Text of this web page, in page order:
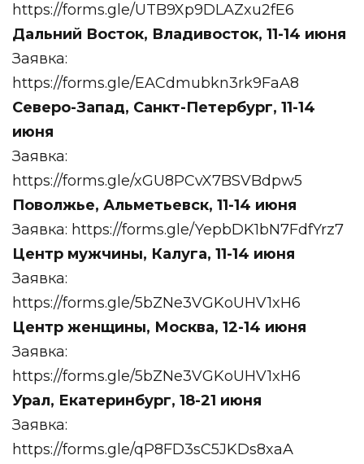
https://forms.gle/UTB9Xp9DLAZxu2fE6
Дальний Восток, Владивосток, 11-14 июня
Заявка:
https://forms.gle/EACdmubkn3rk9FaA8
Северо-Запад, Санкт-Петербург, 11-14
июня
Заявка:
https://forms.gle/xGU8PCvX7BSVBdpw5
Поволжье, Альметьевск, 11-14 июня
Заявка: https://forms.gle/YepbDK1bN7FdfYrz7
Центр мужчины, Калуга, 11-14 июня
Заявка:
https://forms.gle/5bZNe3VGKoUHV1xH6
Центр женщины, Москва, 12-14 июня
Заявка:
https://forms.gle/5bZNe3VGKoUHV1xH6
Урал, Екатеринбург, 18-21 июня
Заявка:
https://forms.gle/qP8FD3sC5JKDs8xaA